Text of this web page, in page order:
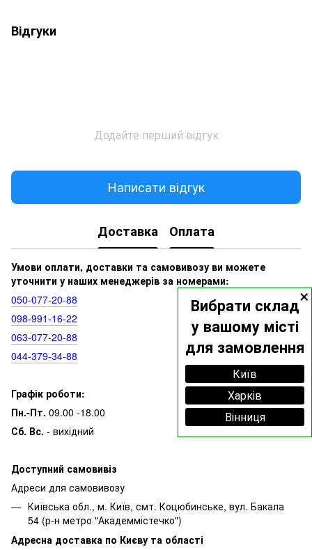
×
Вибрати склад
у вашому місті
для замовлення
Київ
Харків
Вінниця
Відгуки
Додайте перший відгук
Написати відгук
Доставка Оплата
Умови оплати, доставки та самовивозу ви можете
уточнити у наших менеджерів за номерами:
050‑077‑20‑88
098‑991‑16‑22
063‑077‑20‑88
044‑379‑34‑88
Графік роботи:
Пн.-Пт. 09.00 -18.00
Сб. Вс. - вихідний
Доступний самовивіз
Адреси для самовивозу
Київська обл., м. Київ, смт. Коцюбинське, вул. Бакала
54 (р-н метро "Академмістечко")
Адресна доставка по Києву та області